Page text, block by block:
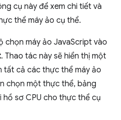
cụ này để xem chi tiết và
thể máy ảo cụ thể.
chọn máy ảo JavaScript vào
. Thao tác này sẽ hiển thị một
tất cả các thực thể máy ảo
chọn một thực thể, bảng
hồ sơ CPU cho thực thể cụ